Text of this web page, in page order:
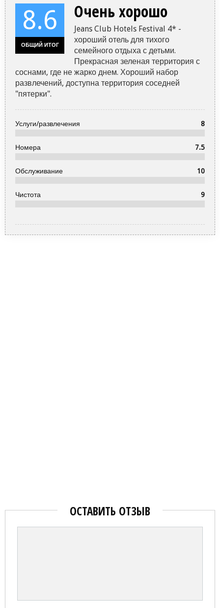
8.6
ОБЩИЙ ИТОГ
Очень хорошо
Jeans Club Hotels Festival 4* -
хороший отель для тихого
семейного отдыха с детьми.
Прекрасная зеленая территория с
соснами, где не жарко днем. Хороший набор
развлечений, доступна территория соседней
"пятерки".
Услуги/развлечения 8
Номера 7.5
Обслуживание 10
Чистота 9
ОСТАВИТЬ ОТЗЫВ